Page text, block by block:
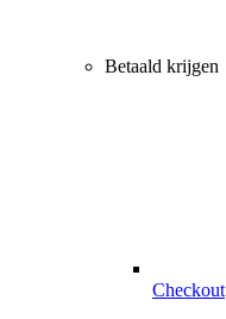
Betaald krijgen
Checkout